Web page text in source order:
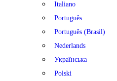
Italiano
Português
Português (Brasil)
Nederlands
Українська
Polski